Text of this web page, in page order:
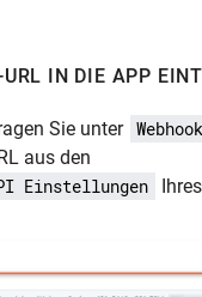
URL IN DIE APP
Sie unter
aus den
Einstellungen